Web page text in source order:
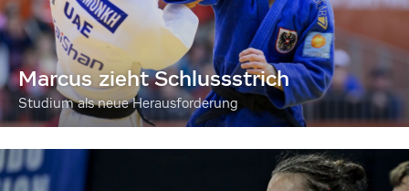
Marcus zieht Schlussstrich
Studium als neue Herausforderung